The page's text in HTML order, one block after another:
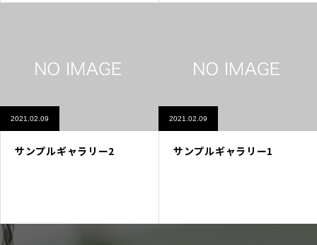
2021.02.09
サンプルギャラリー2
2021.02.09
サンプルギャラリー1